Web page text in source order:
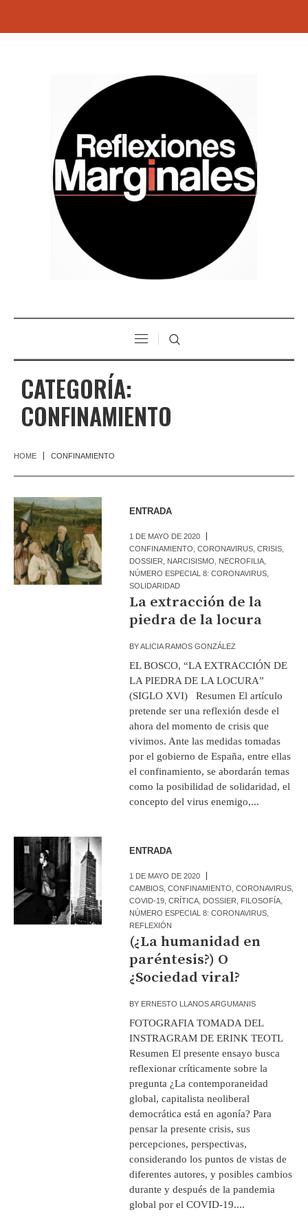
CATEGORÍA:
CONFINAMIENTO
HOME CONFINAMIENTO
ENTRADA
1 DE MAYO DE 2020
CONFINAMIENTO ,CORONAVIRUS ,CRISIS
DOSSIER
NARCISISMO NECROFILIA
NÚMERO ESPECIAL 8: CORONAVIRUS
SOLIDARIDAD
La extracción de la
piedra de la locura
BYALICIA RAMOS GONZÁLEZ
EL BOSCO, “LA EXTRACCIÓN DE
LA PIEDRA DE LA LOCURA”
(SIGLO XVI) Resumen El artículo
pretende ser una reflexión desde el
ahora del momento de crisis que
vivimos. Ante las medidas tomadas
por el gobierno de España, entre ellas
el confinamiento, se abordarán temas
como la posibilidad de solidaridad, el
concepto del virus enemigo,...
ENTRADA
1 DE MAYO DE 2020
CAMBIOS ,CONFINAMIENTO ,CORONAVIRUS
COVID-19 ,CRÍTICA DOSSIER FILOSOFÍA
NÚMERO ESPECIAL 8: CORONAVIRUS
REFLEXIÓN
(¿La humanidad en
paréntesis?) O
¿Sociedad viral?
BY ERNESTO LLANOS ARGUMANIS
FOTOGRAFIA TOMADA DEL
INSTRAGRAM DE ERINK TEOTL
Resumen El presente ensayo busca
reflexionar críticamente sobre la
pregunta ¿La contemporaneidad
global, capitalista neoliberal
democrática está en agonía? Para
pensar la presente crisis, sus
percepciones, perspectivas,
considerando los puntos de vistas de
diferentes autores, y posibles cambios
durante y después de la pandemia
global por el COVID-19....